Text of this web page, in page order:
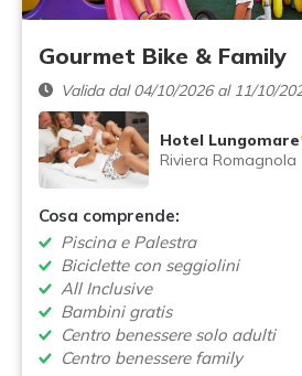
Gourmet Bike & Family
Valida dal 04/10/2026 al 11/10/
Hotel Lungomare
Riviera Romagnola
Cosa comprende:
Piscina e Palestra
Biciclette con seggiolini
All Inclusive
Bambini gratis
Centro benessere solo adulti
Centro benessere family